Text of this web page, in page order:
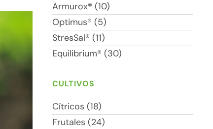
Armurox® (10)
Optimus® (5)
StresSal® (11)
Equilibrium® (30)
CULTIVOS
Cítricos (18)
Frutales (24)